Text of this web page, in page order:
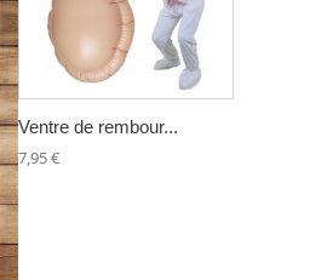
Ventre de rembour...
7,95 €